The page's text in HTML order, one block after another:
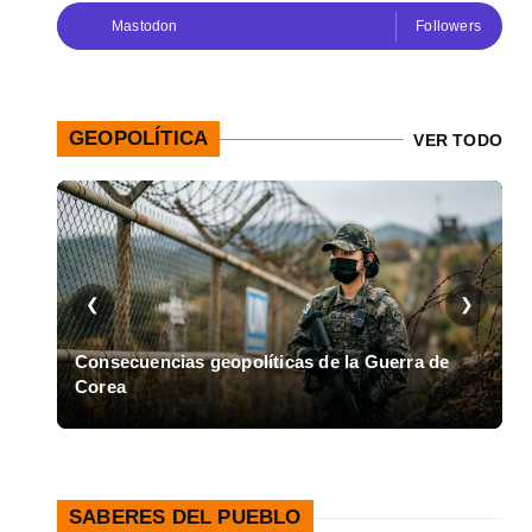
Mastodon Followers
GEOPOLÍTICA VER TODO
❮
Consecuencias geopolíticas de la Guerra de
Corea
❯
SABERES DEL PUEBLO